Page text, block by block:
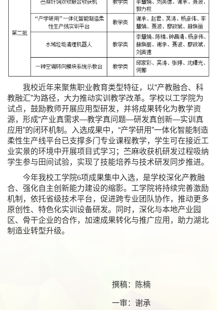
我校近年来聚焦职业教育类型特征，以“产教融合、科
教融汇”为路径，大力推动实训教学改革。学校以工学院为
试点，鼓励教师开展应用型研发，并将成果转化为教学资
源，形成“产业真需求—教学真问题—研发真创新—实训真
应用”的闭环机制。入选成果中， “产学研用”一体化智能制造
柔性生产线平台已支撑多门专业课程教学，学生可在接近工
业实景的环境中开展项目式学习；苎麻收获机研发过程吸纳
学生参与田间试验，实现了技能培养与技术研发同步推进。
今年我校工学院6项成果集中入选，是学校深化产教融
合、强化自主创新能力建设的缩影。 工学院将持续完善激励
机制，依托省级技术平台，促进跨专业团队协作，推动更多
原创性、特色化实训设备研发。同时，深化与本地产业园
区、骨干企业的合作，加速成果转化与推广应用，助力湖北
制造业转型升级。
撰稿：陈楠
一审：谢承